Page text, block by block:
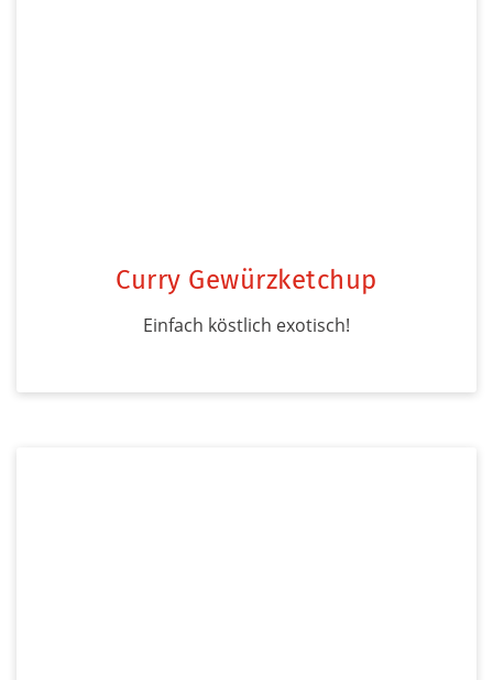
Curry Gewürzketchup
Einfach köstlich exotisch!